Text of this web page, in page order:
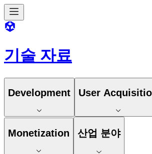
기술 자료
Development User
Monetization 산업 분야